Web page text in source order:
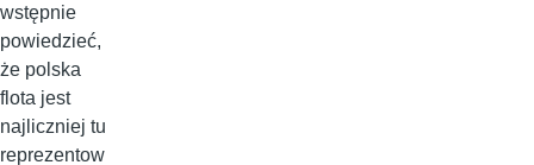
wstępnie
powiedzieć,
że polska
flota jest
najliczniej tu
reprezentow